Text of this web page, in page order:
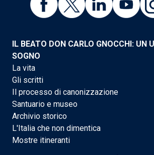
IL BEATO DON CARLO GNOCCHI: UN
SOGNO
La vita
Gli scritti
Il processo di canonizzazione
Santuario e museo
Archivio storico
L'Italia che non dimentica
Mostre itineranti